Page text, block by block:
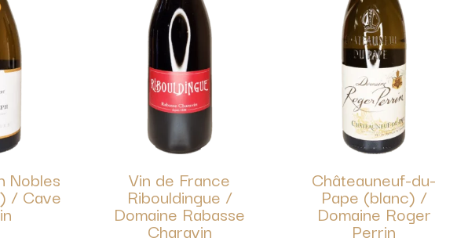
Nobles
/ Cave
Vin de France
Ribouldingue /
Domaine Rabasse
Charavin
Châteauneuf-du-
Pape (blanc) /
Domaine Roger
Perrin